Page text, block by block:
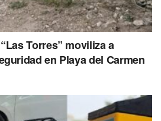
Roo.
Torres” moviliza a
en Playa del Carmen